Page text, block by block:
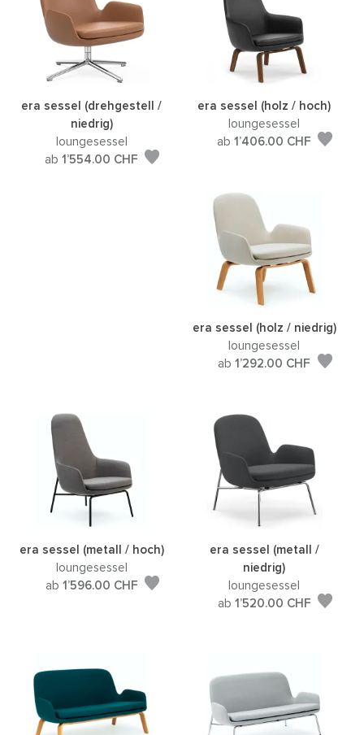
era sessel (drehgestell /
niedrig)
loungesessel
ab 1’554.00 CHF
era sessel (holz / hoch)
loungesessel
ab1’406.00 CHF
era sessel (holz / niedrig)
loungesessel
ab1’292.00 CHF
era sessel (metall / hoch)
loungesessel
ab 1’596.00 CHF
era sessel (metall /
niedrig)
loungesessel
ab 1’520.00 CHF